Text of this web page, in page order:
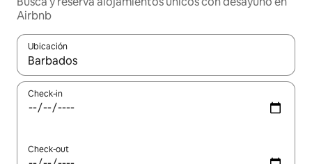
Airbnb
Ubicación
Cuando los resultados estén disponibles, navegá con las
Check-in
Check-out